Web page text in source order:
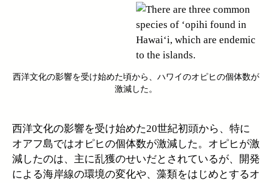
西洋文化の影響を受け始めた頃から、ハワイのオピヒの個体数が
激減した。
西洋文化の影響を受け始めた20世紀初頭から、特に
オアフ島ではオピヒの個体数が激減した。オピヒが激
減したのは、主に乱獲のせいだとされているが、開発
による海岸線の環境の変化や、藻類をはじめとするオ